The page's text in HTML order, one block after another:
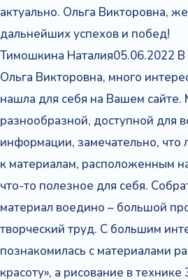
актуально. Ольга Викторовна,
дальнейших успехов и побед!
Тимошкина Наталия05.06.2022 В
Ольга Викторовна, много
нашла для себя на Вашем сайте.
разнообразной, доступной для
информации, замечательно, что
к материалам, расположенным
что-то полезное для себя.
материал воедино – большой
творческий труд. С большим
познакомилась с материалами
красоту», а рисование в